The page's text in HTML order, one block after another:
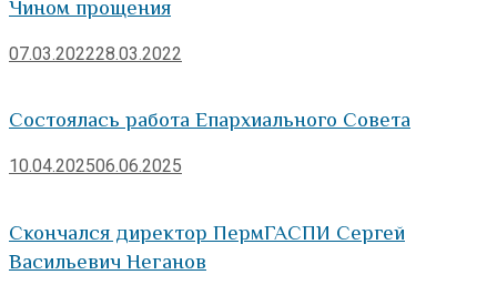
Чином прощения
07.03.202228.03.2022
Состоялась работа Епархиального Совета
10.04.202506.06.2025
Скончался директор ПермГАСПИ Сергей
Васильевич Неганов